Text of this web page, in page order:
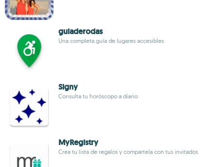
guiaderodas
Una completa guía de lugares accesibles
Signy
Consulta tu horóscopo a diario
MyRegistry
Crea tu lista de regalos y compartela con tus invitados